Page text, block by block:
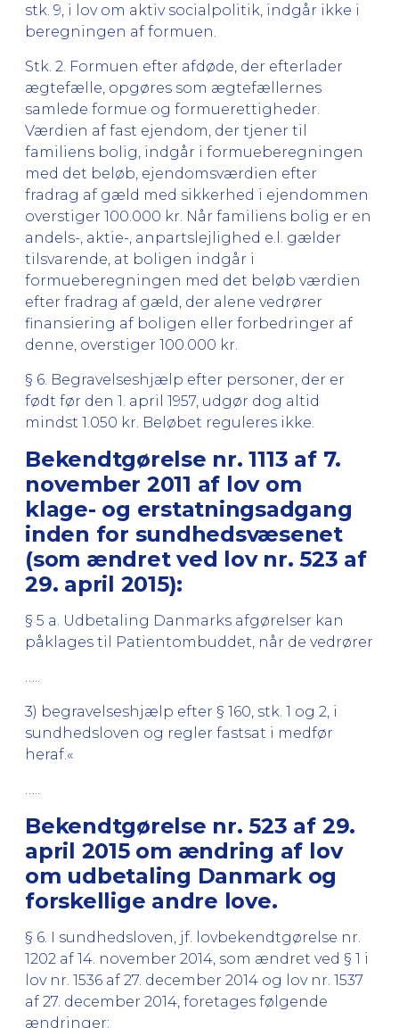
stk. 9, i lov om aktiv socialpolitik, indgår ikke i
beregningen af formuen.
Stk. 2. Formuen efter afdøde, der efterlader
ægtefælle, opgøres som ægtefællernes
samlede formue og formuerettigheder.
Værdien af fast ejendom, der tjener til
familiens bolig, indgår i formueberegningen
med det beløb, ejendomsværdien efter
fradrag af gæld med sikkerhed i ejendommen
overstiger 100.000 kr. Når familiens bolig er en
andels-, aktie-, anpartslejlighed e.l. gælder
tilsvarende, at boligen indgår i
formueberegningen med det beløb værdien
efter fradrag af gæld, der alene vedrører
finansiering af boligen eller forbedringer af
denne, overstiger 100.000 kr.
§ 6. Begravelseshjælp efter personer, der er
født før den 1. april 1957, udgør dog altid
mindst 1.050 kr. Beløbet reguleres ikke.
Bekendtgørelse nr. 1113 af 7.
november 2011 af lov om
klage- og erstatningsadgang
inden for sundhedsvæsenet
(som ændret ved lov nr. 523 af
29. april 2015):
§ 5 a. Udbetaling Danmarks afgørelser kan
påklages til Patientombuddet, når de vedrører
3) begravelseshjælp efter § 160, stk. 1 og 2, i
sundhedsloven og regler fastsat i medfør
heraf.«
Bekendtgørelse nr. 523 af 29.
april 2015 om ændring af lov
om udbetaling Danmark og
forskellige andre love.
§ 6. I sundhedsloven, jf. lovbekendtgørelse nr.
1202 af 14. november 2014, som ændret ved § 1 i
lov nr. 1536 af 27. december 2014 og lov nr. 1537
af 27. december 2014, foretages følgende
ændringer: